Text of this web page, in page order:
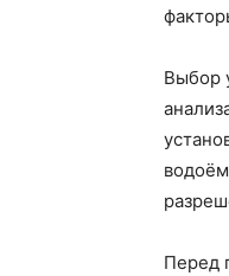
Выбор
Перед